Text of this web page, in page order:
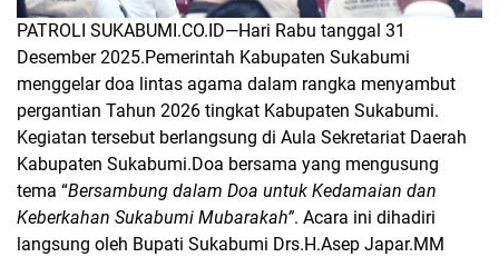
PATROLI SUKABUMI.CO.ID—Hari Rabu tanggal 31
Desember 2025.Pemerintah Kabupaten Sukabumi
menggelar doa lintas agama dalam rangka menyambut
pergantian Tahun 2026 tingkat Kabupaten Sukabumi.
Kegiatan tersebut berlangsung di Aula Sekretariat Daerah
Kabupaten Sukabumi.Doa bersama yang mengusung
tema “Bersambung dalam Doa untuk Kedamaian dan
Keberkahan Sukabumi Mubarakah”. Acara ini dihadiri
langsung oleh Bupati Sukabumi Drs.H.Asep Japar.MM